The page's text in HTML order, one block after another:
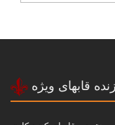
قابهاى ويژه